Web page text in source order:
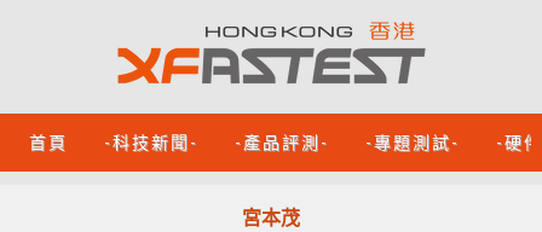
首頁 -科技新聞- -產品評測- -專題測試- -硬
宮本茂